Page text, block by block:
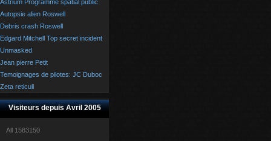
Astrium Programme spatial public
Autopsie alien Roswell
Debris crash Roswell
Edgard Mitchell Top secret incident
Unmasked
Jean pierre Petit
Temoignages de pilotes: JC Duboc
Zeta reticuli
Visiteurs depuis Avril 2005
All 1583150